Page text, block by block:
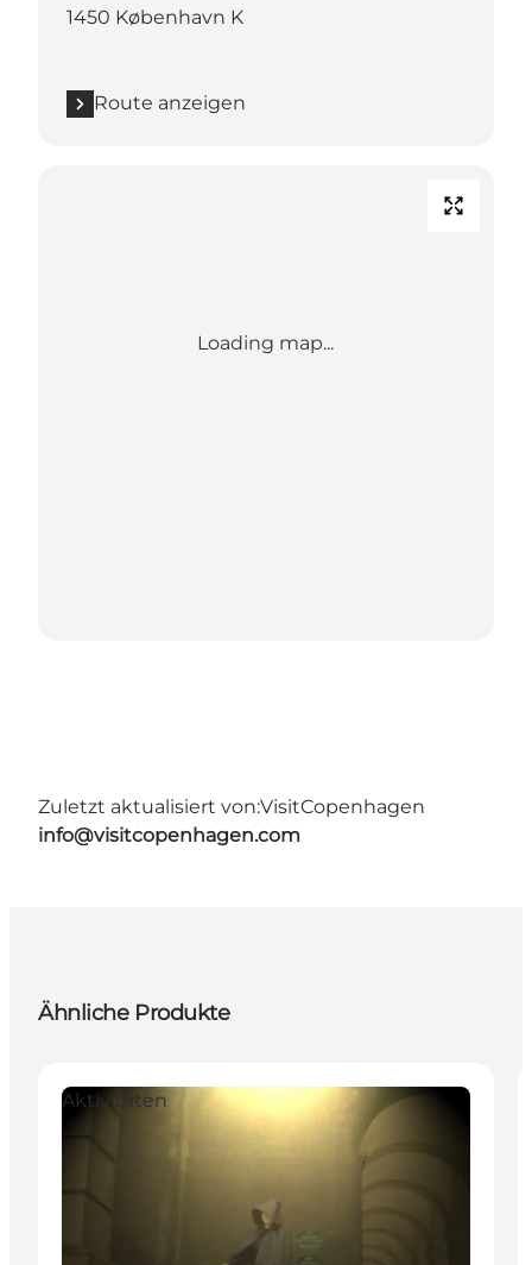
1450 København K
Route anzeigen
Loading map...
Zuletzt aktualisiert von:VisitCopenhagen
info@visitcopenhagen.com
Ähnliche Produkte
Aktivitäten